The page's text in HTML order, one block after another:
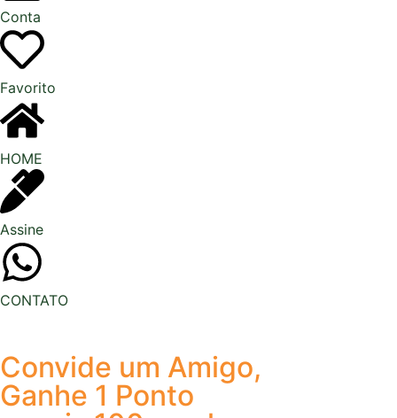
Conta
Favorito
HOME
Assine
CONTATO
Convide um Amigo,
Ganhe 1 Ponto